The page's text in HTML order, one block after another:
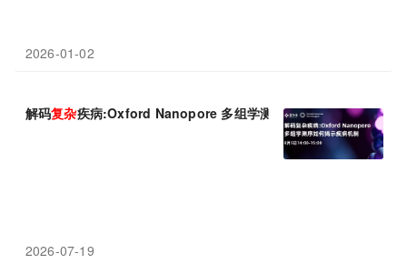
2026-01-02
解码复杂疾病:Oxford Nanopore 多组学测序如何揭示疾病机制
2026-07-19